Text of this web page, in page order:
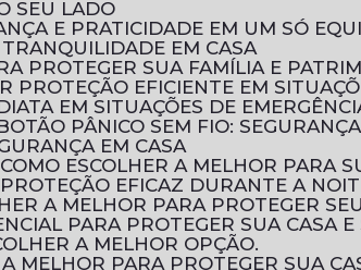
SEU LADO
E PRATICIDADE EM UM SÓ
TRANQUILIDADE EM CASA
PROTEGER SUA FAMÍLIA E
PROTEÇÃO EFICIENTE EM
EM SITUAÇÕES DE
BOTÃO PÂNICO SEM FIO:
EM CASA
ESCOLHER A MELHOR PARA
EFICAZ DURANTE A
A MELHOR PARA PROTEGER
A MELHOR OPÇÃO.
MELHOR PARA PROTEGER SUA